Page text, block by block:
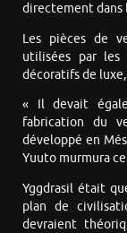
directement dans
Les pièces de
utilisées par les
décoratifs de
« Il devait
fabrication du
développé en
Yuuto murmura
Yggdrasil était
plan de
devraient